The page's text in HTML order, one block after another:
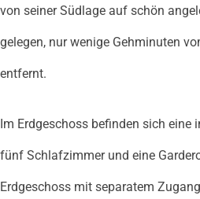
von seiner Südlage auf schön
gelegen, nur wenige Gehminuten
entfernt.
Im Erdgeschoss befinden sich eine
fünf Schlafzimmer und eine
Erdgeschoss mit separatem